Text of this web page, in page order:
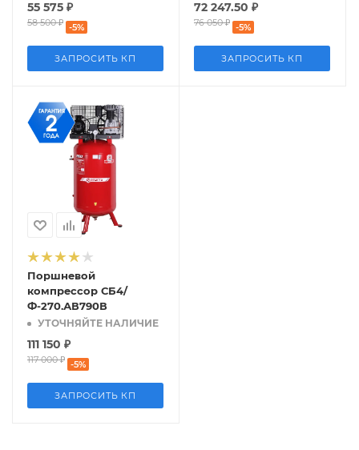
55 575 ₽
58 500₽ -5%
ЗАПРОСИТЬ КП
72 247.50 ₽
76 050₽ -5%
ЗАПРОСИТЬ КП
Поршневой
компрессор СБ4/
Ф-270.АВ790В
УТОЧНЯЙТЕ НАЛИЧИЕ
111 150 ₽
117 000₽ -5%
ЗАПРОСИТЬ КП